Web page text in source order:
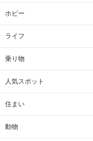
ホビー
ライフ
乗り物
人気スポット
住まい
動物